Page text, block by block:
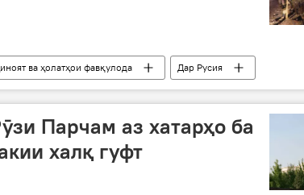
ва ҳолатҳои фавқулода
Дар Русия
даргузашт
Парчам аз хатарҳо ба
халқ гуфт